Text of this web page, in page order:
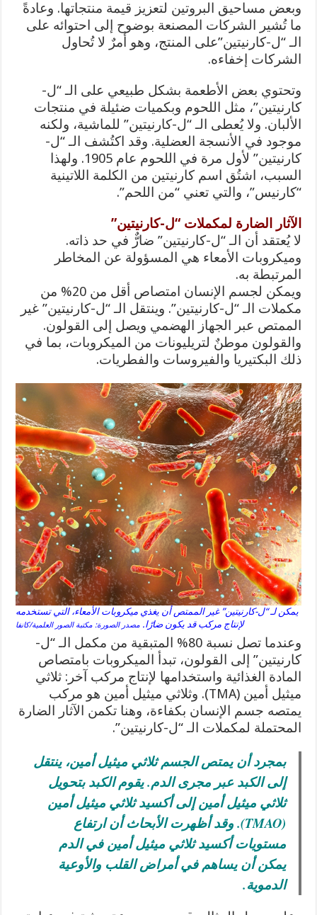
وبعض مساحيق البروتين لتعزيز قيمة منتجاتها. وعادةً
ما تُشير الشركات المصنعة بوضوح إلى احتوائه على
الـ “ل-كارنيتين”على المنتج، وهو أمرٌ لا تُحاول
الشركات إخفاءه.
وتحتوي بعض الأطعمة بشكل طبيعي على الـ “ل-
كارنيتين”، مثل اللحوم وبكميات ضئيلة في منتجات
الألبان. ولا يُعطى الـ “ل-كارنيتين” للماشية، ولكنه
موجود في الأنسجة العضلية. وقد اكتُشف الـ “ل-
كارنيتين” لأول مرة في اللحوم عام 1905. ولهذا
السبب، اشتُق اسم كارنيتين من الكلمة اللاتينية
“كارنيس”، والتي تعني “من اللحم”.
الآثار الضارة لمكملات “ل-كارنيتين”
لا يُعتقد أن الـ “ل-كارنيتين” ضارٌّ في حد ذاته.
وميكروبات الأمعاء هي المسؤولة عن المخاطر
المرتبطة به.
ويمكن لجسم الإنسان امتصاص أقل من 20% من
مكملات الـ “ل-كارنيتين”. وينتقل الـ “ل-كارنيتين” غير
الممتص عبر الجهاز الهضمي ويصل إلى القولون.
والقولون موطنٌ لتريليونات من الميكروبات، بما في
ذلك البكتيريا والفيروسات والفطريات.
يمكن لـ “ل-كارنيتين” غير الممتص أن يغذي ميكروبات الأمعاء، التي تستخدمه
لإنتاج مركب قد يكون ضارًا. مصدر الصورة: مكتبة الصور العلمية/كانفا
وعندما تصل نسبة 80% المتبقية من مكمل الـ “ل-
كارنيتين” إلى القولون، تبدأ الميكروبات بامتصاص
المادة الغذائية واستخدامها لإنتاج مركب آخر: ثلاثي
ميثيل أمين (TMA). وثلاثي ميثيل أمين هو مركب
يمتصه جسم الإنسان بكفاءة، وهنا تكمن الآثار الضارة
المحتملة لمكملات الـ “ل-كارنيتين”.
بمجرد أن يمتص الجسم ثلاثي ميثيل أمين، ينتقل
إلى الكبد عبر مجرى الدم. يقوم الكبد بتحويل
ثلاثي ميثيل أمين إلى أكسيد ثلاثي ميثيل أمين
(TMAO). وقد أظهرت الأبحاث أن ارتفاع
مستويات أكسيد ثلاثي ميثيل أمين في الدم
يمكن أن يساهم في أمراض القلب والأوعية
الدموية.